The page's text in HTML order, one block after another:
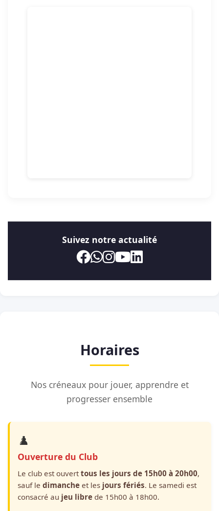
Suivez notre actualité
Horaires
Nos créneaux pour jouer, apprendre et
progresser ensemble
♟️
Ouverture du Club
Le club est ouvert tous les jours de 15h00 à 20h00,
sauf le dimanche et les jours fériés. Le samedi est
consacré au jeu libre de 15h00 à 18h00.